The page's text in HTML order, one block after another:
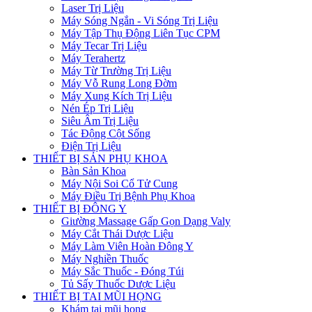
Laser Trị Liệu
Máy Sóng Ngắn - Vi Sóng Trị Liệu
Máy Tập Thụ Động Liên Tục CPM
Máy Tecar Trị Liệu
Máy Terahertz
Máy Từ Trường Trị Liệu
Máy Vỗ Rung Long Đờm
Máy Xung Kích Trị Liệu
Nén Ép Trị Liệu
Siêu Âm Trị Liệu
Tác Động Cột Sống
Điện Trị Liệu
THIẾT BỊ SẢN PHỤ KHOA
Bàn Sản Khoa
Máy Nội Soi Cổ Tử Cung
Máy Điều Trị Bệnh Phụ Khoa
THIẾT BỊ ĐÔNG Y
Giường Massage Gấp Gọn Dạng Valy
Máy Cắt Thái Dược Liệu
Máy Làm Viên Hoàn Đông Y
Máy Nghiền Thuốc
Máy Sắc Thuốc - Đóng Túi
Tủ Sấy Thuốc Dược Liệu
THIẾT BỊ TAI MŨI HỌNG
Khám tai mũi họng